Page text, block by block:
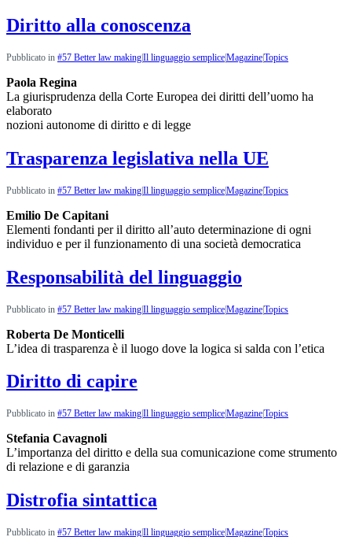
Diritto alla conoscenza
Pubblicato in #57 Better law making|Il linguaggio semplice|Magazine|Topics
Paola Regina
La giurisprudenza della Corte Europea dei diritti dell’uomo ha
elaborato
nozioni autonome di diritto e di legge
Trasparenza legislativa nella UE
Pubblicato in #57 Better law making|Il linguaggio semplice|Magazine|Topics
Emilio De Capitani
Elementi fondanti per il diritto all’auto determinazione di ogni
individuo e per il funzionamento di una società democratica
Responsabilità del linguaggio
Pubblicato in #57 Better law making|Il linguaggio semplice|Magazine|Topics
Roberta De Monticelli
L’idea di trasparenza è il luogo dove la logica si salda con l’etica
Diritto di capire
Pubblicato in #57 Better law makingIl linguaggio sempliceMagazineTopics
Stefania Cavagnoli
L’importanza del diritto e della sua comunicazione come strumento
di relazione e di garanzia
Distrofia sintattica
Pubblicato in #57 Better law makingIl linguaggio sempliceMagazineTopics